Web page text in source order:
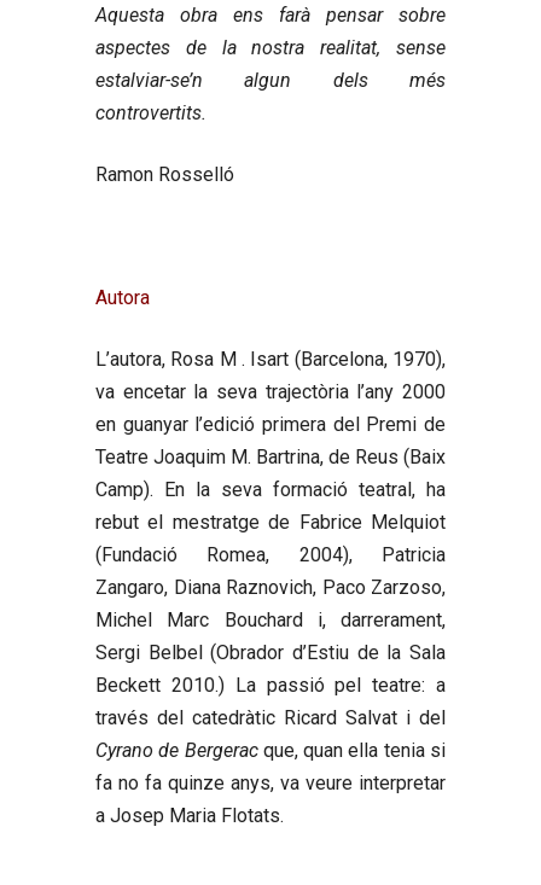
Aquesta obra ens farà pensar sobre
aspectes de la nostra realitat, sense
estalviar-se’n algun dels més
controvertits.
Ramon Rosselló
Autora
L’autora, Rosa M . Isart (Barcelona, 1970),
va encetar la seva trajectòria l’any 2000
en guanyar l’edició primera del Premi de
Teatre Joaquim M. Bartrina, de Reus (Baix
Camp). En la seva formació teatral, ha
rebut el mestratge de Fabrice Melquiot
(Fundació Romea, 2004), Patricia
Zangaro, Diana Raznovich, Paco Zarzoso,
Michel Marc Bouchard i, darrerament,
Sergi Belbel (Obrador d’Estiu de la Sala
Beckett 2010.) La passió pel teatre: a
través del catedràtic Ricard Salvat i del
Cyrano de Bergeracque, quan ella tenia si
fa no fa quinze anys, va veure interpretar
a Josep Maria Flotats.